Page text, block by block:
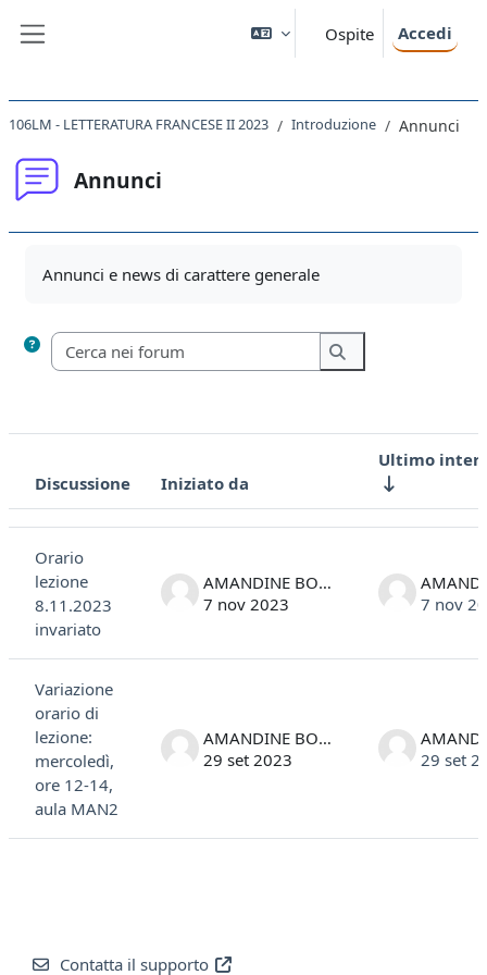
Ospite Accedi
106LM - LETTERATURA FRANCESE II 2023 Introduzione Annunci
Annunci
Annunci e news di carattere generale
Cerca nei forum
Cerca nei forum
Stato
Discussione Iniziato da
Ultimo
Orario
lezione
8.11.2023
invariato
AMANDINE BONESSO
7 nov 2023
7 nov
Variazione
orario di
lezione:
mercoledì,
ore 12-14,
aula MAN2
AMANDINE BONESSO
29 set 2023
29 set
Contatta il supporto